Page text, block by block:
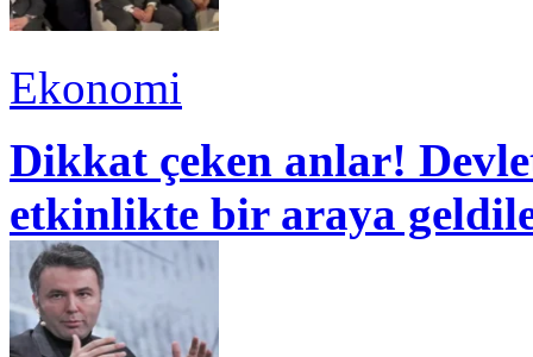
Ekonomi
Dikkat çeken anlar!
etkinlikte bir araya